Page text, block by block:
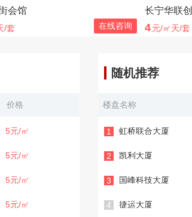
会馆
/套 在线咨询
长宁华联
4元/㎡天/套
价格
5元/㎡
5元/㎡
5元/㎡
5元/㎡
随机推荐
楼盘名称
1 虹桥联合大厦
2 凯利大厦
3 国峰科技大厦
4 捷运大厦